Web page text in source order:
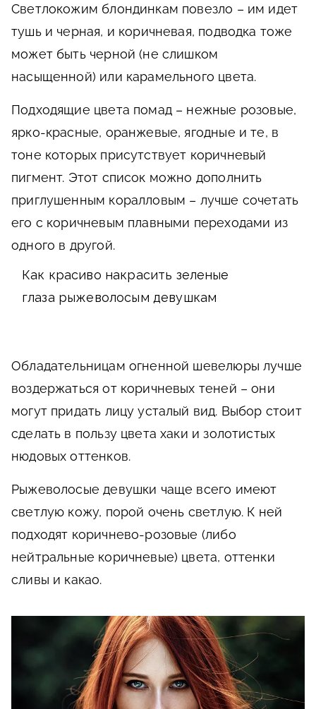
Светлокожим блондинкам повезло – им идет
тушь и черная, и коричневая, подводка тоже
может быть черной (не слишком
насыщенной) или карамельного цвета.
Подходящие цвета помад – нежные розовые,
ярко-красные, оранжевые, ягодные и те, в
тоне которых присутствует коричневый
пигмент. Этот список можно дополнить
приглушенным коралловым – лучше сочетать
его с коричневым плавными переходами из
одного в другой.
Как красиво накрасить зеленые
глаза рыжеволосым девушкам
Обладательницам огненной шевелюры лучше
воздержаться от коричневых теней – они
могут придать лицу усталый вид. Выбор стоит
сделать в пользу цвета хаки и золотистых
нюдовых оттенков.
Рыжеволосые девушки чаще всего имеют
светлую кожу, порой очень светлую. К ней
подходят коричнево-розовые (либо
нейтральные коричневые) цвета, оттенки
сливы и какао.